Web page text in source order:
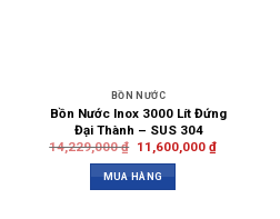
BỒN NƯỚC
Bồn Nước Inox 3000 Lít Đứng
Đại Thành – SUS 304
14,229,000₫ 11,600,000 ₫
MUA HÀNG